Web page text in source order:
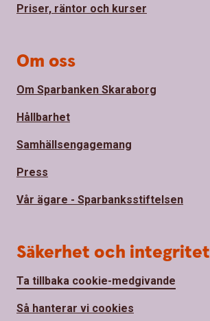
Priser, räntor och kurser
Om oss
Om Sparbanken Skaraborg
Hållbarhet
Samhällsengagemang
Press
Vår ägare - Sparbanksstiftelsen
Säkerhet och integritet
Ta tillbaka cookie-medgivande
Så hanterar vi cookies